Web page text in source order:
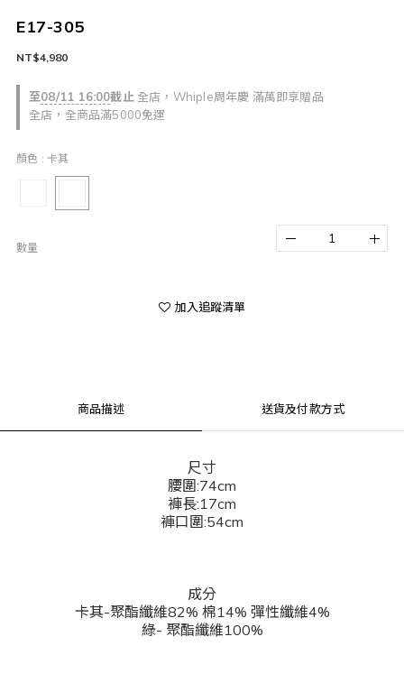
E17-305
至08/11 16:00截止 全店，Whiple周年慶 滿萬即享贈品
全店，全商品滿5000免運
NT$4,980
顏色 : 卡其
數量
加入追蹤清單
商品描述 送貨及付款方式
尺寸
腰圍:74cm
褲長:17cm
褲口圍:54cm
成分
卡其-聚酯纖維82% 棉14% 彈性纖維4%
綠- 聚酯纖維100%